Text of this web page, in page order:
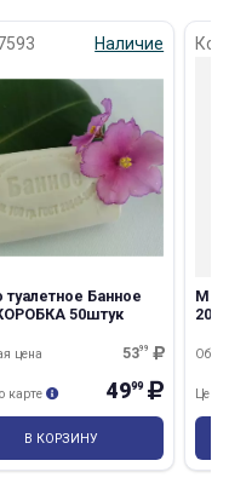
Наличие
Банное
50штук
5399
цена
4999
карте
В КОРЗИНУ
Цена